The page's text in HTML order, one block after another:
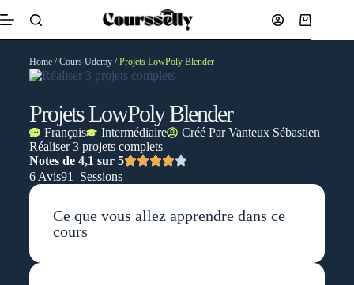
Home/Cours Udemy/ Projets LowPoly Blender
Projets LowPoly Blender
Français Intermédiaire Créé ParVanteux Sébastien
Réaliser 3 projets complets
Notes de 4,1 sur 5
6 Avis91 Sessions
Ce que vous allez apprendre dans ce
cours